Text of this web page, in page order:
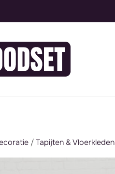
/Tapijten & Vloerkleden